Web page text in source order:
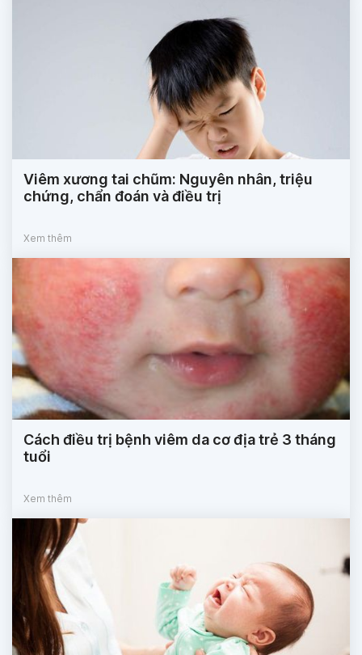
Viêm xương tai chũm: Nguyên nhân, triệu
chứng, chẩn đoán và điều trị
Xem thêm
Cách điều trị bệnh viêm da cơ địa trẻ 3 tháng
tuổi
Xem thêm